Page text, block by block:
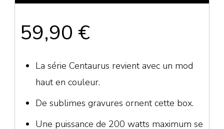
59,90 €
La série Centaurus revient avec un mod
haut en couleur.
De sublimes gravures ornent cette box.
Une puissance de 200 watts maximum se